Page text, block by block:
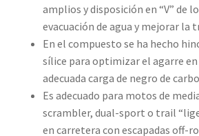
amplios y disposición en “V” de
evacuación de agua y mejorar la
En el compuesto se ha hecho
sílice para optimizar el agarre
adecuada carga de negro de
Es adecuado para motos de
scrambler, dual-sport o trail
en carretera con escapadas off-